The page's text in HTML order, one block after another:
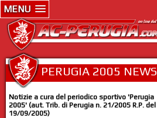
MENU
PERUGIA 2005 NEWS
Notizie a cura del periodico sportivo 'Perugia
2005' (aut. Trib. di Perugia n. 21/2005 R.P. del
19/09/2005)